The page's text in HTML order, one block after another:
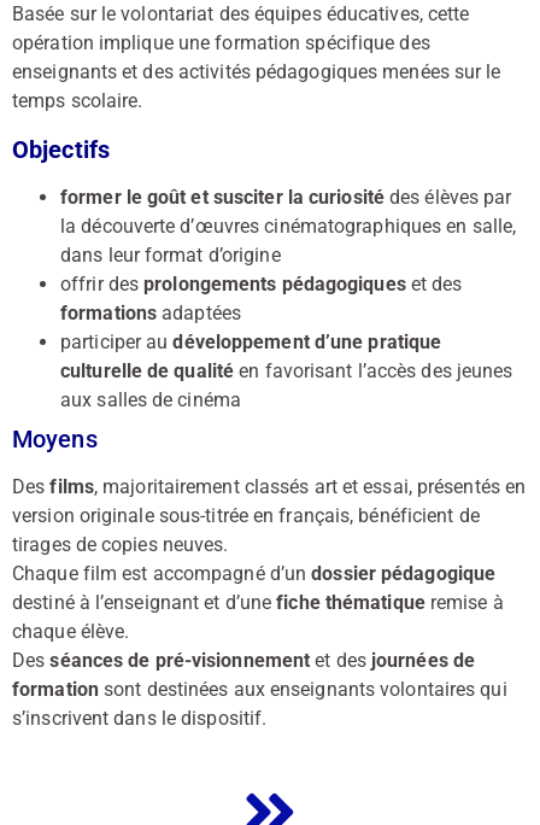
Basée sur le volontariat des équipes éducatives, cette
opération implique une formation spécifique des
enseignants et des activités pédagogiques menées sur le
temps scolaire.
Objectifs
former le goût et susciter la curiositédes élèves par
la découverte d’œuvres cinématographiques en salle,
dans leur format d’origine
offrir desprolongements pédagogiqueset des
formations adaptées
participer audéveloppement d’une pratique
culturelle de qualitéen favorisant l’accès des jeunes
aux salles de cinéma
Moyens
Desfilms, majoritairement classés art et essai, présentés en
version originale sous-titrée en français, bénéficient de
tirages de copies neuves.
Chaque film est accompagné d’undossier pédagogique
destiné à l’enseignant et d’unefiche thématiqueremise à
chaque élève.
Desséances de pré-visionnement et desjournées de
formationsont destinées aux enseignants volontaires qui
s’inscrivent dans le dispositif.